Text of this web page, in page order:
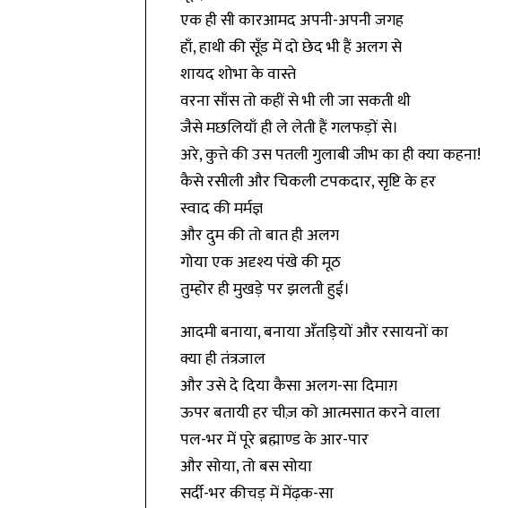
एक ही सी कारआमद अपनी-अपनी जगह
हाँ, हाथी की सूँड में दो छेद भी हैं अलग से
शायद शोभा के वास्ते
वरना साँस तो कहीं से भी ली जा सकती थी
जैसे मछलियाँ ही ले लेती हैं गलफड़ों से।
अरे, कुत्ते की उस पतली गुलाबी जीभ का ही क्या कहना!
कैसे रसीली और चिकली टपकदार, सृष्टि के हर
स्वाद की मर्मज्ञ
और दुम की तो बात ही अलग
गोया एक अदृश्य पंखे की मूठ
तुम्होर ही मुखड़े पर झलती हुई।
आदमी बनाया, बनाया अँतड़ियों और रसायनों का
क्या ही तंत्रजाल
और उसे दे दिया कैसा अलग-सा दिमाग़
ऊपर बतायी हर चीज़ को आत्मसात करने वाला
पल-भर में पूरे ब्रह्माण्ड के आर-पार
और सोया, तो बस सोया
सर्दी-भर कीचड़ में मेंढ़क-सा